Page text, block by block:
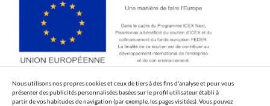
Nous utilisons nos propres cookies et ceux de tiers à des fins d'analyse et pour vous
présenter des publicités personnalisées basées sur le profil utilisateur établi à
partir de vos habitudes de navigation (par exemple, les pages visitées). Vous pouvez